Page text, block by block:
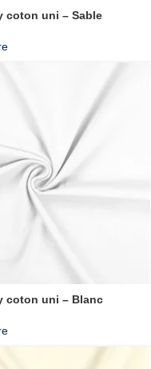
coton uni – Sable
coton uni – Blanc